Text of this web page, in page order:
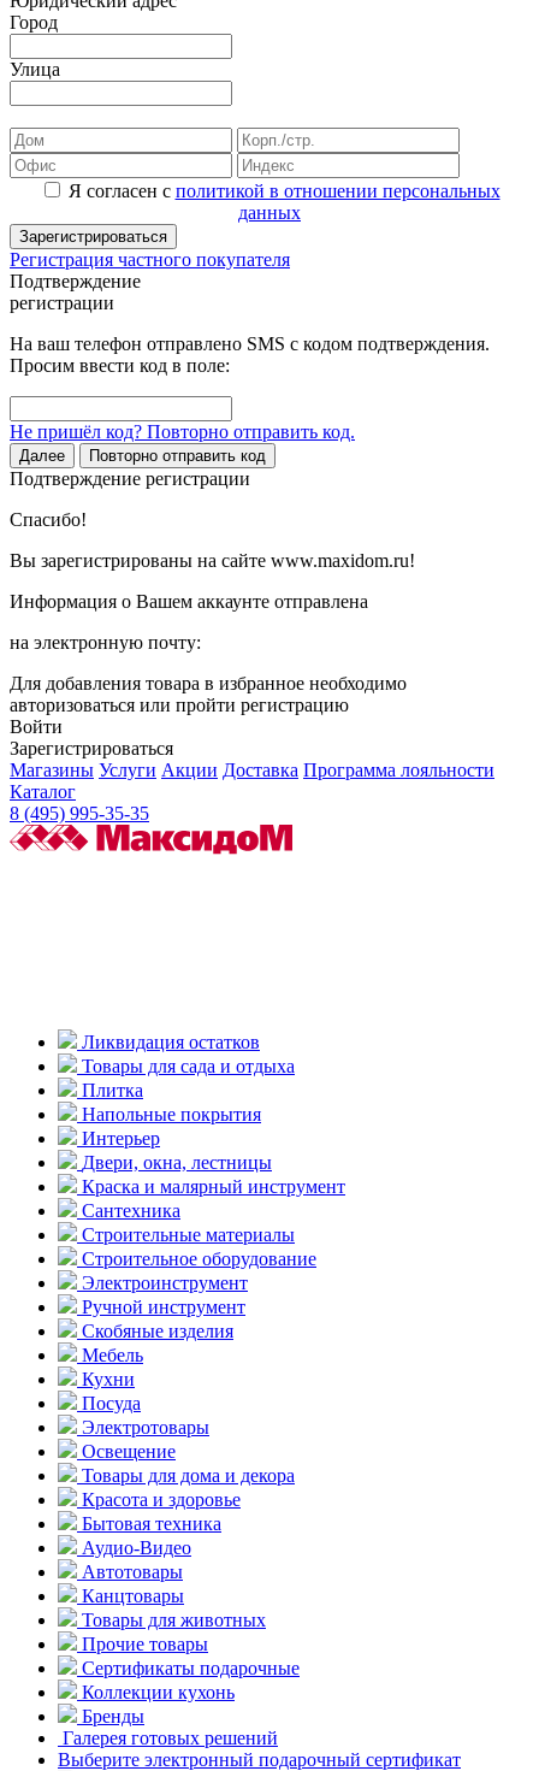
Город
Улица
Я согласен с политикой в отношении персональных
данных
Зарегистрироваться
Регистрация частного покупателя
Подтверждение
регистрации
На ваш телефон отправлено SMS с кодом подтверждения.
Просим ввести код в поле:
Не пришёл код? Повторно отправить код.
Далее Повторно отправить код
Подтверждение регистрации
Спасибо!
Вы зарегистрированы на сайте www.maxidom.ru!
Информация о Вашем аккаунте отправлена
на электронную почту:
Для добавления товара в избранное необходимо
авторизоваться или пройти регистрацию
Войти
Зарегистрироваться
Магазины Услуги Акции Доставка Программа лояльности
Каталог
8 (495) 995-35-35
Ликвидация остатков
Товары для сада и отдыха
Плитка
Напольные покрытия
Интерьер
Двери, окна, лестницы
Краска и малярный инструмент
Сантехника
Строительные материалы
Строительное оборудование
Электроинструмент
Ручной инструмент
Скобяные изделия
Мебель
Кухни
Посуда
Электротовары
Освещение
Товары для дома и декора
Красота и здоровье
Бытовая техника
Аудио-Видео
Автотовары
Канцтовары
Товары для животных
Прочие товары
Сертификаты подарочные
Коллекции кухонь
Бренды
Галерея готовых решений
Выберите электронный подарочный сертификат